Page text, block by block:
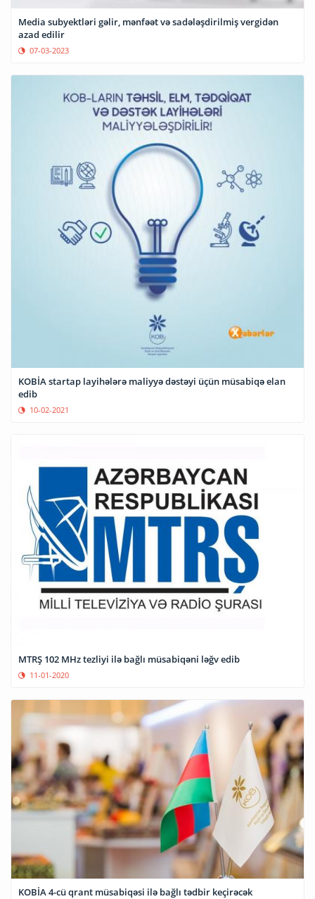
Media subyektləri gəlir, mənfəət və sadələşdirilmiş vergidən
azad edilir
07-03-2023
KOBİA startap layihələrə maliyyə dəstəyi üçün müsabiqə elan
edib
10-02-2021
MTRŞ 102 MHz tezliyi ilə bağlı müsabiqəni ləğv edib
11-01-2020
KOBİA 4-cü qrant müsabiqəsi ilə bağlı tədbir keçirəcək